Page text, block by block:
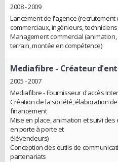
2008 - 2009
Lancement de l'agence
commerciaux, ingénieurs,
Management commercial
terrain, montée en compétence)
Mediafibre - Créateur
2005 - 2007
Mediafibre - Fournisseur d'accès
Création de la société, élaboration
financement
Mise en place, animation et suivi
en porte à porte et
élévendeurs)
Conception des outils de
partenariats